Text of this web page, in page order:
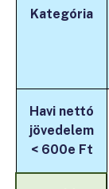
Kategória
Havi nettó
jövedelem
< 600e Ft